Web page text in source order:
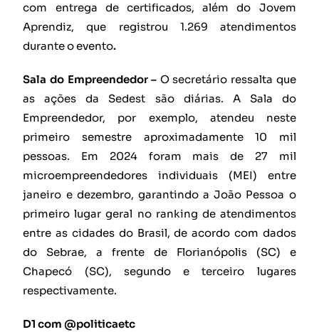
com entrega de certificados, além do Jovem
Aprendiz, que registrou 1.269 atendimentos
durante o evento.
Sala do Empreendedor – O secretário ressalta que
as ações da Sedest são diárias. A Sala do
Empreendedor, por exemplo, atendeu neste
primeiro semestre aproximadamente 10 mil
pessoas. Em 2024 foram mais de 27 mil
microempreendedores individuais (MEI) entre
janeiro e dezembro, garantindo a João Pessoa o
primeiro lugar geral no ranking de atendimentos
entre as cidades do Brasil, de acordo com dados
do Sebrae, a frente de Florianópolis (SC) e
Chapecó (SC), segundo e terceiro lugares
respectivamente.
D1 com @politicaetc